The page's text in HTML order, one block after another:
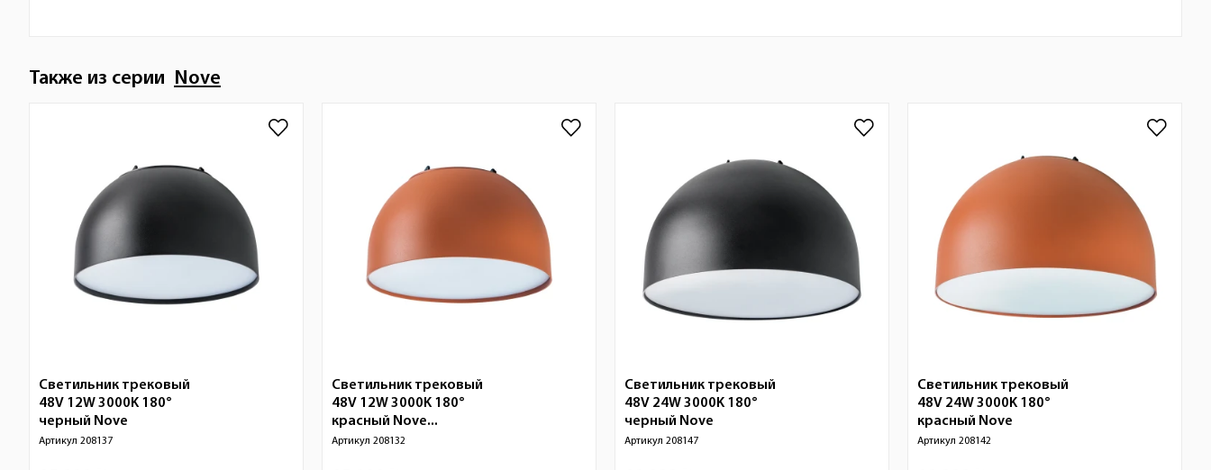
Также из серии Nove
Светильник трековый
48V 12W 3000K 180°
черный Nove
Артикул 208137
Светильник трековый
48V 12W 3000K 180°
красный Nove...
Артикул 208132
Светильник трековый
48V 24W 3000K 180°
черный Nove
Артикул 208147
Светильник трековый
48V 24W 3000K 180°
красный Nove
Артикул 208142